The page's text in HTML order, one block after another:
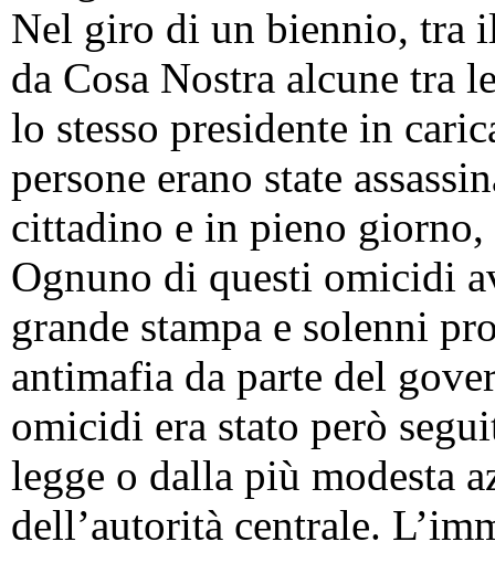
Nel giro di un biennio, tra
da Cosa Nostra alcune tra
lo stesso presidente in
persone erano state
cittadino e in pieno
Ognuno di questi omicidi
grande stampa e solenni
antimafia da parte del
omicidi era stato però
legge o dalla più modesta
dell’autorità centrale.